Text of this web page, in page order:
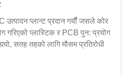
उत्पादन प्लान्ट प्रदान गर्यौं जसले कोर
गरिएको प्लास्टिक र PCB पुन: प्रयोग
सतह तहको लागि मौसम प्रतिरोधी